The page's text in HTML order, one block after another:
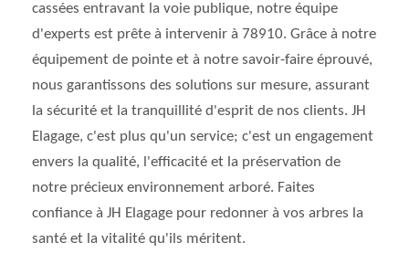
cassées entravant la voie publique, notre équipe
d'experts est prête à intervenir à 78910. Grâce à notre
équipement de pointe et à notre savoir-faire éprouvé,
nous garantissons des solutions sur mesure, assurant
la sécurité et la tranquillité d'esprit de nos clients. JH
Elagage, c'est plus qu'un service; c'est un engagement
envers la qualité, l'efficacité et la préservation de
notre précieux environnement arboré. Faites
confiance à JH Elagage pour redonner à vos arbres la
santé et la vitalité qu'ils méritent.